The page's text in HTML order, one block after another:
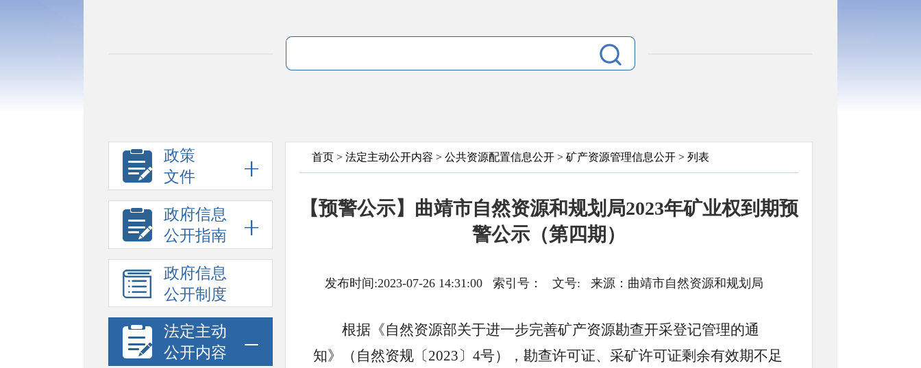
政策
文件
政府信息
公开指南
政府信息
公开制度
法定主动
公开内容
首页 > 法定主动公开内容 > 公共资源配置信息公开 > 矿产资源管理信息公开 > 列表
【预警公示】曲靖市自然资源和规划局2023年矿业权到期预
警公示（第四期）
发布时间:2023-07-26 14:31:00 索引号： 文号: 来源：曲靖市自然资源和规划局
根据《自然资源部关于进一步完善矿产资源勘查开采登记管理的通
知》（自然资规〔2023〕4号），勘查许可证、采矿许可证剩余有效期不足